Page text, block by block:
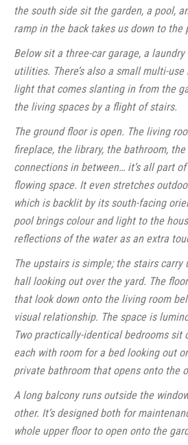
the south side sit the garden, a pool,
ramp in the back takes us down to the
Below sit a three-car garage, a
utilities. There’s also a small multi-
light that comes slanting in from the
the living spaces by a flight of stairs.
The ground floor is open. The living
fireplace, the library, the bathroom,
connections in between… it’s all part
flowing space. It even stretches
which is backlit by its south-facing
pool brings colour and light to the
reflections of the water as an extra
The upstairs is simple; the stairs carry
hall looking out over the yard. The
that look down onto the living room
visual relationship. The space is
Two practically-identical bedrooms sit
each with room for a bed looking out
private bathroom that opens onto the
A long balcony runs outside the
other. It’s designed both for
whole upper floor to open onto the